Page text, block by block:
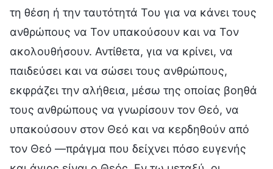
τη θέση ή την ταυτότητά Του για να κάνει τους
ανθρώπους να Τον υπακούσουν και να Τον
ακολουθήσουν. Αντίθετα, για να κρίνει, να
παιδεύσει και να σώσει τους ανθρώπους,
εκφράζει την αλήθεια, μέσω της οποίας βοηθά
τους ανθρώπους να γνωρίσουν τον Θεό, να
υπακούσουν στον Θεό και να κερδηθούν από
τον Θεό —πράγμα που δείχνει πόσο ευγενής